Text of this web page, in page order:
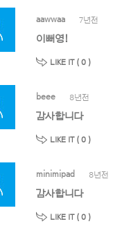
aawwaa 7년전
이뻐영!
LIKE IT ( 0 )
beee 8년전
감사합니다
LIKE IT ( 0 )
minimipad 8년전
감사합니다
LIKE IT ( 0 )